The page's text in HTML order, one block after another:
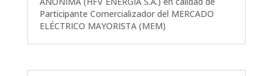
Participante Comercializador del MERCADO
ELÉCTRICO MAYORISTA (MEM)